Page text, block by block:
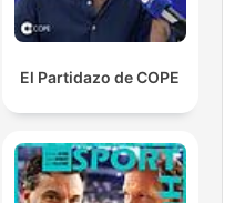
El Partidazo de COPE